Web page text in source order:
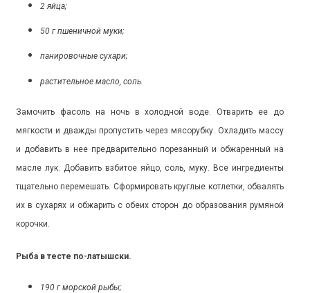
2 яйца;
50 г пшеничной муки;
панировочные сухари;
растительное масло, соль.
Замочить фасоль на ночь в холодной воде. Отварить ее до
мягкости и дважды пропустить через мясорубку. Охладить массу
и добавить в нее предварительно порезанный и обжаренный на
масле лук. Добавить взбитое яйцо, соль, муку. Все ингредиенты
тщательно перемешать. Сформировать круглые котлетки, обвалять
их в сухарях и обжарить с обеих сторон до образования румяной
корочки.
Рыба в тесте по-латышски.
190 г морской рыбы;